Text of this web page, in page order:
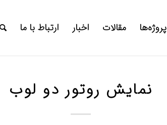
پروژه‌ها مقالات اخبار ارتباط با ما
نمایش روتور دو لوب